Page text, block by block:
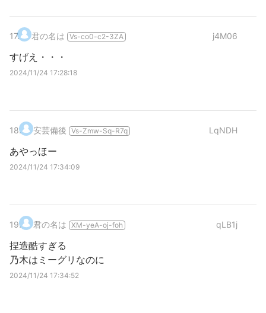
17. 君の名は Vs-co0-c2-3ZA j4M06
すげえ・・・
2024/11/24 17:28:18
18. 安芸備後 Vs-Zmw-Sq-R7q LqNDH
あやっほー
2024/11/24 17:34:09
19. 君の名は XM-yeA-oj-foh qLB1j
捏造酷すぎる
乃木はミーグリなのに
2024/11/24 17:34:52